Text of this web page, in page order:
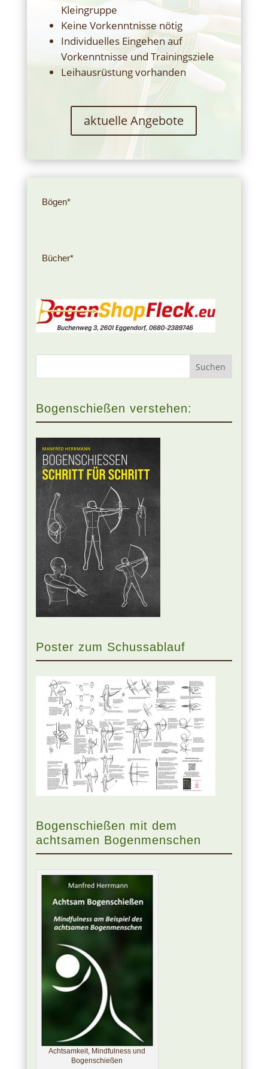
Kleingruppe
Keine Vorkenntnisse nötig
Individuelles Eingehen auf
Vorkenntnisse und Trainingsziele
Leihausrüstung vorhanden
aktuelle Angebote
Bögen*
Bücher*
Bogenschießen verstehen:
Poster zum Schussablauf
Bogenschießen mit dem
achtsamen Bogenmenschen
Achtsamkeit, Mindfulness und
Bogenschießen